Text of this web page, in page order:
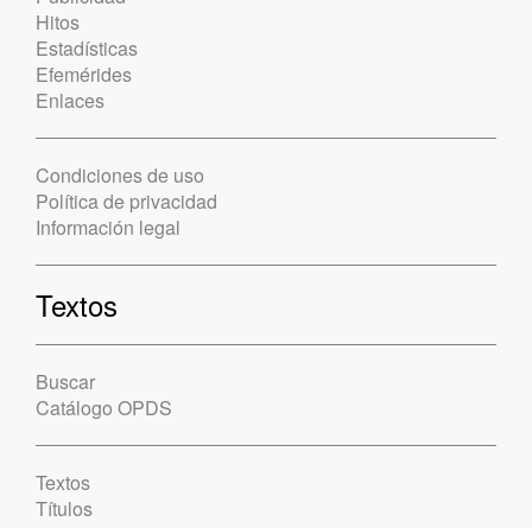
Hitos
Estadísticas
Efemérides
Enlaces
Condiciones de uso
Política de privacidad
Información legal
Textos
Buscar
Catálogo OPDS
Textos
Títulos